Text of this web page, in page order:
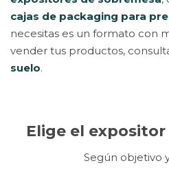
cajas de packaging para
necesitas es un formato con
vender tus productos,
suelo.
Elige el
Según objetivo